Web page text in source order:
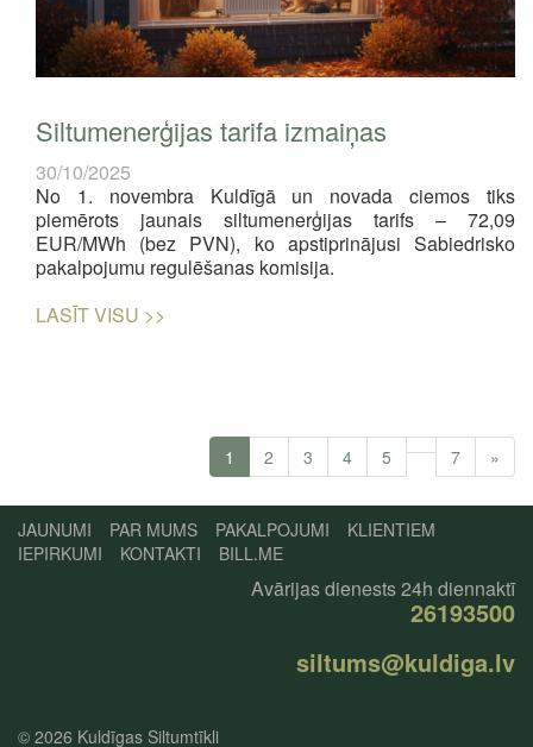
Siltumenerģijas tarifa izmaiņas
30/10/2025
No 1. novembra Kuldīgā un novada ciemos tiks
piemērots jaunais siltumenerģijas tarifs – 72,09
EUR/MWh (bez PVN), ko apstiprinājusi Sabiedrisko
pakalpojumu regulēšanas komisija.
LASĪT VISU >>
1 2 3 4 5 7 »
JAUNUMI PAR MUMS PAKALPOJUMI
KLIENTIEM
IEPIRKUMI
KONTAKTI BILL.ME
Avārijas dienests 24h diennaktī
26193500
siltums@kuldiga.lv
© 2026 Kuldīgas Siltumtīkli